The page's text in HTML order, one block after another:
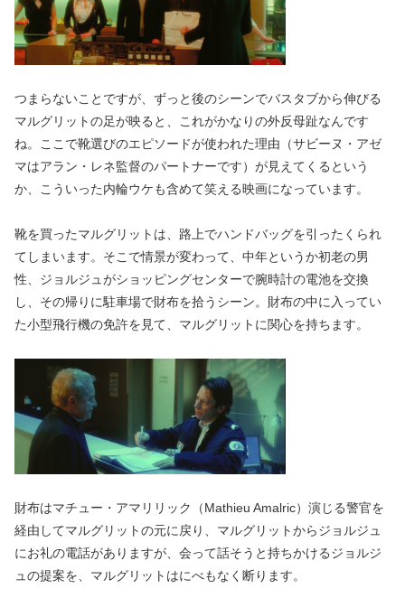
つまらないことですが、ずっと後のシーンでバスタブから伸びる
マルグリットの足が映ると、これがかなりの外反母趾なんです
ね。ここで靴選びのエピソードが使われた理由（サビーヌ・アゼ
マはアラン・レネ監督のパートナーです）が見えてくるという
か、こういった内輪ウケも含めて笑える映画になっています。
靴を買ったマルグリットは、路上でハンドバッグを引ったくられ
てしまいます。そこで情景が変わって、中年というか初老の男
性、ジョルジュがショッピングセンターで腕時計の電池を交換
し、その帰りに駐車場で財布を拾うシーン。財布の中に入ってい
た小型飛行機の免許を見て、マルグリットに関心を持ちます。
財布はマチュー・アマリリック（Mathieu Amalric）演じる警官を
経由してマルグリットの元に戻り、マルグリットからジョルジュ
にお礼の電話がありますが、会って話そうと持ちかけるジョルジ
ュの提案を、マルグリットはにべもなく断ります。